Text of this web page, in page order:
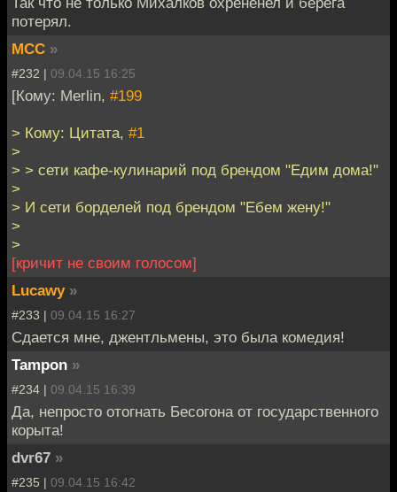
потерял.
MCC »
#232 | 09.04.15 16:25
[Кому: Merlin, #199
> Кому: Цитата, #1
>
> > сети кафе-кулинарий под брендом "Едим дома!"
>
> И сети борделей под брендом "Ебем жену!"
>
>
[кричит не своим голосом]
Lucawy »
#233 | 09.04.15 16:27
Сдается мне, джентльмены, это была комедия!
Tampon »
#234 | 09.04.15 16:39
Да, непросто отогнать Бесогона от государственного
корыта!
dvr67 »
#235 | 09.04.15 16:42